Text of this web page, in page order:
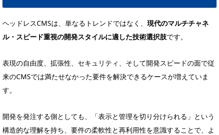
ヘッドレスCMSは、単なるトレンドではなく、 現代のマルチチャネ
ル・スピード重視の開発スタイルに適した技術選択肢です。
表現の自由度、拡張性、セキュリティ、そして開発スピードの面で従
来のCMSでは満たせなかった要件を解決できるケースが増えていま
す。
開発を発注する側としても、「表示と管理を切り分けられる」という
構造的な理解を持ち、要件の柔軟性と再利用性を意識することで、よ